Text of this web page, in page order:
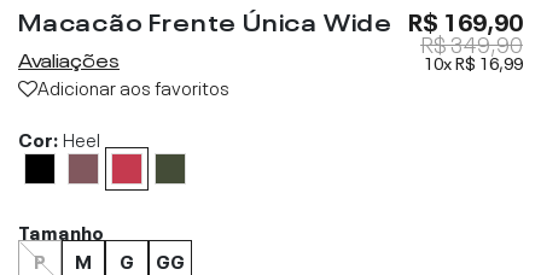
Macacão Frente Única Wide
Avaliações
Adicionar aos favoritos
R$ 169,90
R$ 349,90
10xR$ 16,99
Cor:Heel
Tamanho
P
M G GG